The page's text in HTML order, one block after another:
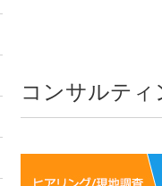
コンサルティ